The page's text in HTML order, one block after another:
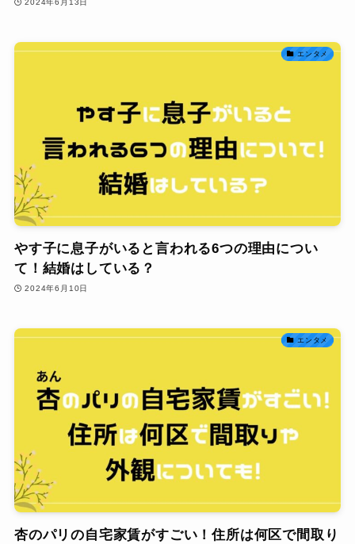
2024年6月13日
エンタメ
やす子に息子がいると言われる6つの理由につい
て！結婚はしている？
2024年6月10日
エンタメ
杏のパリの自宅家賃がすごい！住所は何区で間取り